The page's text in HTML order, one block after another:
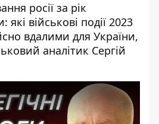
росії за рік
військові події 2023
вдалими для України,
аналітик Сергій